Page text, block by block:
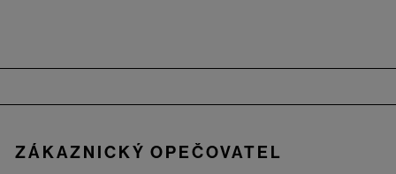
ZÁKAZNICKÝ OPEČOVATEL